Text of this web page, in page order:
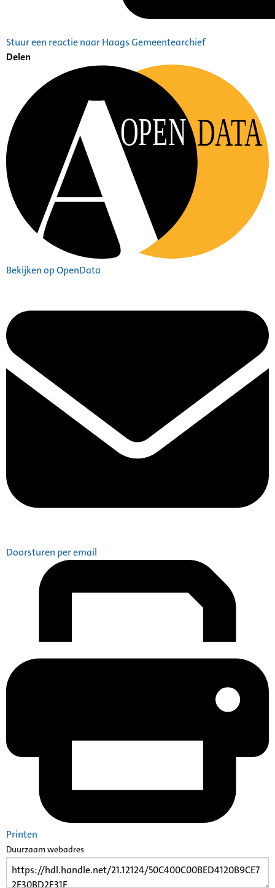
Stuur een reactie naar Haags Gemeentearchief
Delen
OPEN DATA
Bekijken op OpenData
Doorsturen per email
Printen
Duurzaam webadres